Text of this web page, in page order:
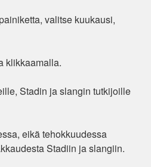
valitse kuukausi,
klikkaamalla.
Stadin ja slangin tutkijoille
eikä tehokkuudessa
Stadiin ja slangiin.